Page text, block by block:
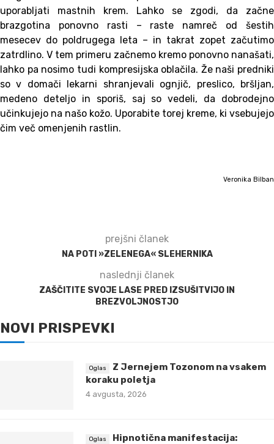
uporabljati mastnih krem. Lahko se zgodi, da začne
brazgotina ponovno rasti – raste namreč od šestih
mesecev do poldrugega leta – in takrat zopet začutimo
zatrdlino. V tem primeru začnemo kremo ponovno nanašati,
lahko pa nosimo tudi kompresijska oblačila. Že naši predniki
so v domači lekarni shranjevali ognjič, preslico, bršljan,
medeno deteljo in sporiš, saj so vedeli, da dobrodejno
učinkujejo na našo kožo. Uporabite torej kreme, ki vsebujejo
čim več omenjenih rastlin.
Veronika Bilban
prejšni članek
NA POTI »ZELENEGA« SLEHERNIKA
naslednji članek
ZAŠČITITE SVOJE LASE PRED IZSUŠITVIJO IN
BREZVOLJNOSTJO
NOVI PRISPEVKI
Z Jernejem Tozonom na vsakem
koraku poletja
4 avgusta, 2026
Hipnotična manifestacija: